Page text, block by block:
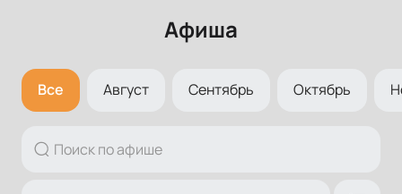
Афиша
Все Август Сентябрь Октябрь